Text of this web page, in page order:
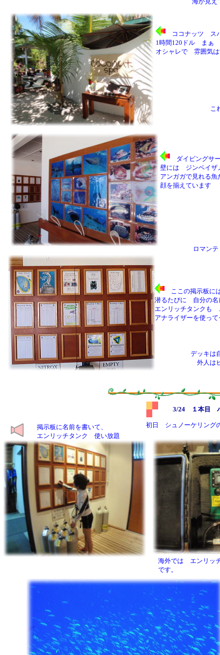
ココナッツ ス
1時間120ドル まぁ
オシャレで 雰囲気は
海外では エンリッ
です。
初日 シュノーケリング
デッキは
外人は
ロマン
掲示板に名前を書いて、
エンリッチタンク 使い放題
こ
3/24 １本目 ハ
ここの掲示板に
潜るたびに 自分の名
エンリッチタンクも
アナライザーを使っ
ダイビングサ
壁には ジンベイザ
アンガガで見れる魚
顔を揃えています